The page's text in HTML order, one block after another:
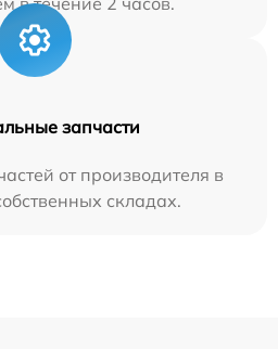
запчасти
от производителя в
складах.